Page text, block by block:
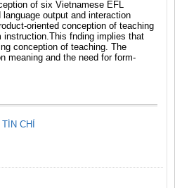
of six Vietnamese EFL
output and interaction
oriented conception of teaching
instruction.This fnding implies that
conception of teaching. The
meaning and the need for form-
CHỈ